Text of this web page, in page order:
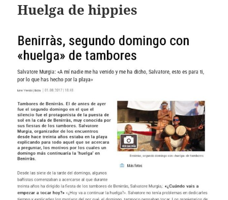
Huelga de hippies